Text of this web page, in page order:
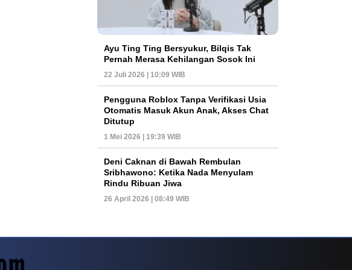
Ayu Ting Ting Bersyukur, Bilqis Tak
Pernah Merasa Kehilangan Sosok Ini
22 Juli 2026 | 10:09 WIB
Pengguna Roblox Tanpa Verifikasi Usia
Otomatis Masuk Akun Anak, Akses Chat
Ditutup
1 Mei 2026 | 19:39 WIB
Deni Caknan di Bawah Rembulan
Sribhawono: Ketika Nada Menyulam
Rindu Ribuan Jiwa
26 April 2026 | 08:49 WIB